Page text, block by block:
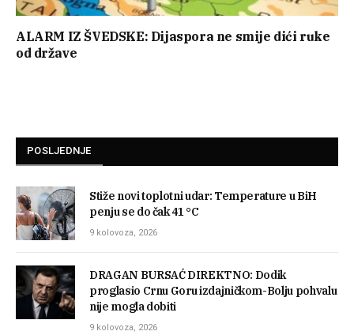
ALARM IZ ŠVEDSKE: Dijaspora ne smije dići ruke
od države
POSLJEDNJE
Stiže novi toplotni udar: Temperature u BiH
penju se do čak 41 °C
9 kolovoza, 2026
DRAGAN BURSAĆ DIREKTNO: Dodik
proglasio Crnu Goru izdajničkom-Bolju pohvalu
nije mogla dobiti
9 kolovoza, 2026